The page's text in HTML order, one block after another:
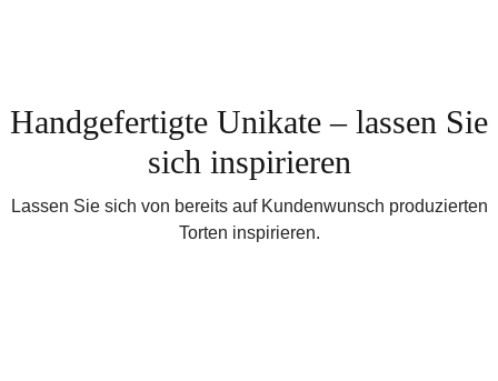
Handgefertigte Unikate – lassen Sie
sich inspirieren
Lassen Sie sich von bereits auf Kundenwunsch produzierten
Torten inspirieren.